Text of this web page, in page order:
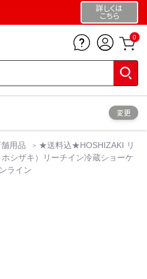
詳しくは
こちら
0
変更
舗用品
★送料込★HOSHIZAKI リ
シザキ）リーチイン冷蔵ショーケ
ライン